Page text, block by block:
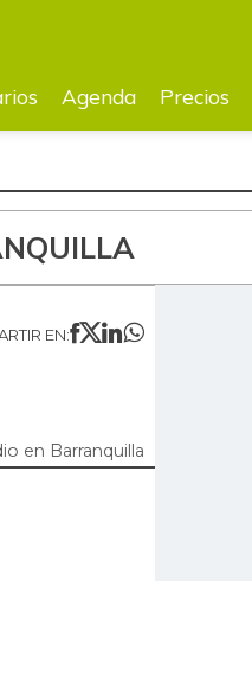
Videos
Agenda Precios
EN:
en Barranquilla